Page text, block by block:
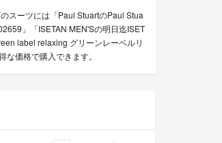
スーツには「Paul StuartのPaul Stua
」「ISETAN MEN'Sの明日迄ISET
label relaxing グリーンレーベルリ
価格で購入できます。